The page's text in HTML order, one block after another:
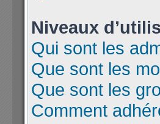
Niveaux
Qui sont les
Que sont les
Que sont les
Comment